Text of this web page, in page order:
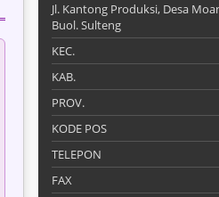
Jl. Kantong Produksi, Desa
Buol. Sulteng
KEC.
KAB.
PROV.
KODE POS
TELEPON
FAX